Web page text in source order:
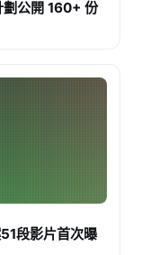
劃公開 160+ 份
段影片首次曝